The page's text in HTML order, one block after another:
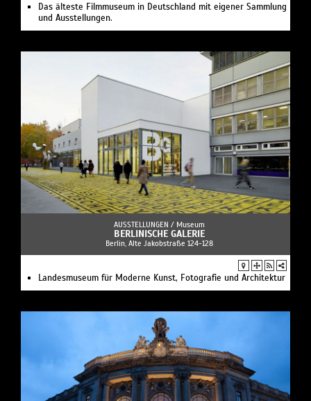
Das älteste Filmmuseum in Deutschland mit eigener Sammlung
und Ausstellungen.
AUSSTELLUNGEN / Museum
BERLINISCHE GALERIE
Berlin, Alte Jakobstraße 124-128
Landesmuseum für Moderne Kunst, Fotografie und Architektur